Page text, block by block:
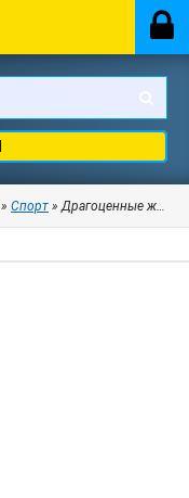
» Спорт » Драгоценные